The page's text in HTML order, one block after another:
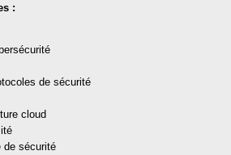
:
de sécurité
cloud
de sécurité